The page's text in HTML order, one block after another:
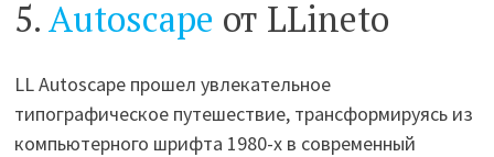
5.Autoscape от LLineto
LL Autoscape прошел увлекательное
типографическое путешествие, трансформируясь из
компьютерного шрифта 1980-х в современный